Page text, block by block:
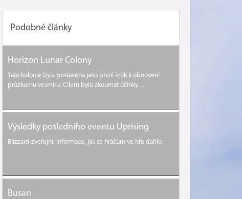
Podobné články
Horizon Lunar Colony
Tato kolonie byla postavena jako první krok k obnovení
průzkumu vesmíru. Cílem bylo zkoumat účinky…
Výsledky posledního eventu Uprising
Blizzard zveřejnil informace, jak se hráčům ve hře dařilo.
Busan